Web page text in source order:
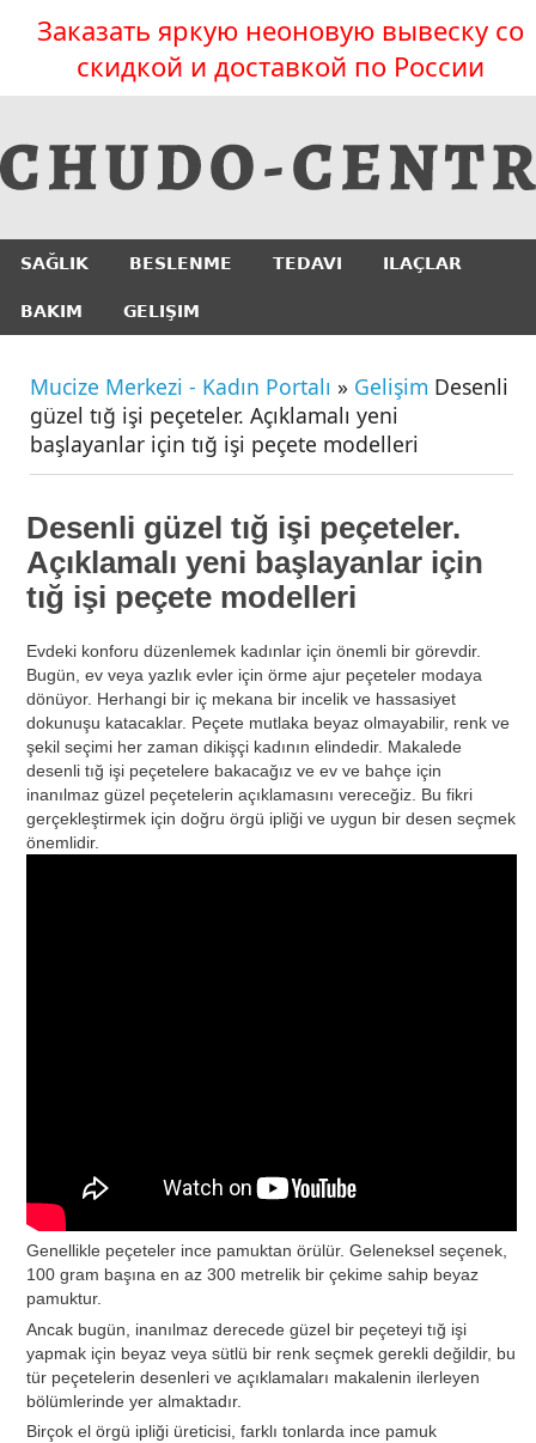
Заказать яркую неоновую вывеску со
скидкой и доставкой по России
SAĞLIK BESLENME TEDAVI ILAÇLAR
BAKIM GELIŞIM
Mucize Merkezi - Kadın Portalı » Gelişim Desenli
güzel tığ işi peçeteler. Açıklamalı yeni
başlayanlar için tığ işi peçete modelleri
Desenli güzel tığ işi peçeteler.
Açıklamalı yeni başlayanlar için
tığ işi peçete modelleri
Evdeki konforu düzenlemek kadınlar için önemli bir görevdir.
Bugün, ev veya yazlık evler için örme ajur peçeteler modaya
dönüyor. Herhangi bir iç mekana bir incelik ve hassasiyet
dokunuşu katacaklar. Peçete mutlaka beyaz olmayabilir, renk ve
şekil seçimi her zaman dikişçi kadının elindedir. Makalede
desenli tığ işi peçetelere bakacağız ve ev ve bahçe için
inanılmaz güzel peçetelerin açıklamasını vereceğiz. Bu fikri
gerçekleştirmek için doğru örgü ipliği ve uygun bir desen seçmek
önemlidir.
Genellikle peçeteler ince pamuktan örülür. Geleneksel seçenek,
100 gram başına en az 300 metrelik bir çekime sahip beyaz
pamuktur.
Ancak bugün, inanılmaz derecede güzel bir peçeteyi tığ işi
yapmak için beyaz veya sütlü bir renk seçmek gerekli değildir, bu
tür peçetelerin desenleri ve açıklamaları makalenin ilerleyen
bölümlerinde yer almaktadır.
Birçok el örgü ipliği üreticisi, farklı tonlarda ince pamuk